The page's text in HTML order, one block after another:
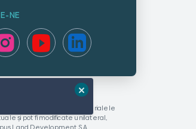
NE
S.A. Toate materialele
și pot fi modificate unilateral,